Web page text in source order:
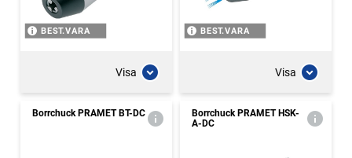
BEST.VARA
Visa
BEST.VARA
Visa
Borrchuck PRAMET BT-DC
Borrchuck PRAMET HSK-
A-DC